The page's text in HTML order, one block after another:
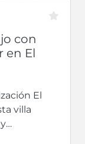
con
en El
El
villa